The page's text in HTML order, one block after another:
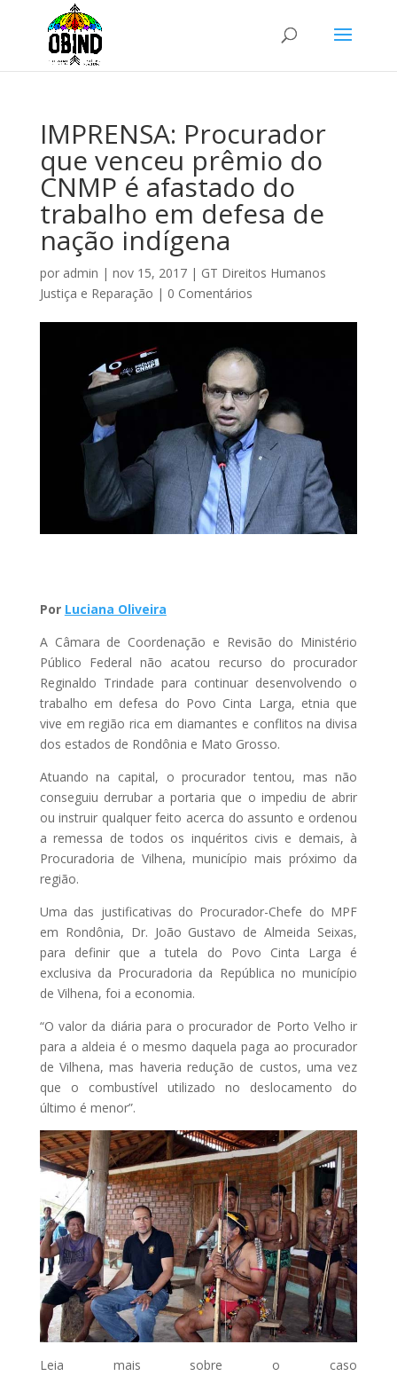
IMPRENSA: Procurador
que venceu prêmio do
CNMP é afastado do
trabalho em defesa de
nação indígena
por admin | nov 15, 2017| GT Direitos Humanos
Justiça e Reparação | 0 Comentários
Por Luciana Oliveira
A Câmara de Coordenação e Revisão do Ministério
Público Federal não acatou recurso do procurador
Reginaldo Trindade para continuar desenvolvendo o
trabalho em defesa do Povo Cinta Larga, etnia que
vive em região rica em diamantes e conflitos na divisa
dos estados de Rondônia e Mato Grosso.
Atuando na capital, o procurador tentou, mas não
conseguiu derrubar a portaria que o impediu de abrir
ou instruir qualquer feito acerca do assunto e ordenou
a remessa de todos os inquéritos civis e demais, à
Procuradoria de Vilhena, município mais próximo da
região.
Uma das justificativas do Procurador-Chefe do MPF
em Rondônia, Dr. João Gustavo de Almeida Seixas,
para definir que a tutela do Povo Cinta Larga é
exclusiva da Procuradoria da República no município
de Vilhena, foi a economia.
“O valor da diária para o procurador de Porto Velho ir
para a aldeia é o mesmo daquela paga ao procurador
de Vilhena, mas haveria redução de custos, uma vez
que o combustível utilizado no deslocamento do
último é menor”.
Leia mais sobre o caso